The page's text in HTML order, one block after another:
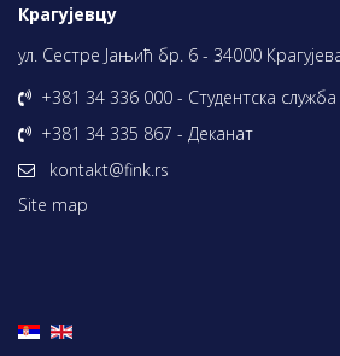
Крагујевцу
ул. Сестре Јањић бр. 6 - 34000
+381 34 336 000 - Студентска служба
+381 34 335 867 - Деканат
kontakt@fink.rs
Site map